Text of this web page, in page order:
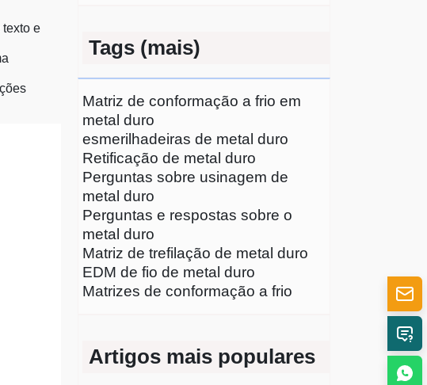
e
Tags (mais)
Matriz de conformação a frio em
metal duro
esmerilhadeiras de metal duro
Retificação de metal duro
Perguntas sobre usinagem de
metal duro
Perguntas e respostas sobre o
metal duro
Matriz de trefilação de metal duro
EDM de fio de metal duro
Matrizes de conformação a frio
Artigos mais populares